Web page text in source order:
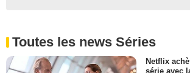
Toutes les news Séries
Netflix
série avec